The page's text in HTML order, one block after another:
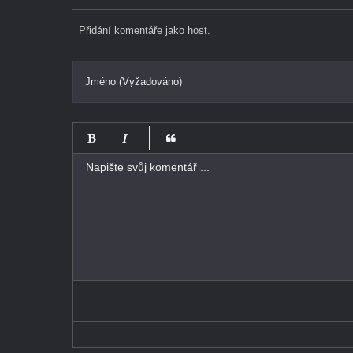
Přidání komentáře jako host.
Jméno (Vyžadováno)
-
-